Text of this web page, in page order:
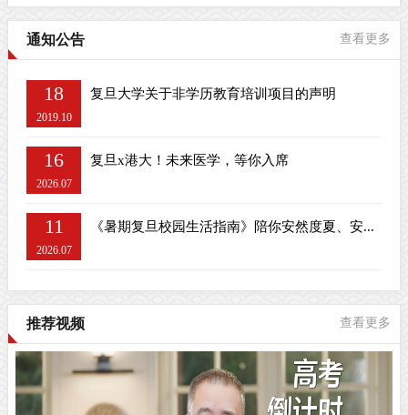
通知公告 查看更多
18
2019.10
复旦大学关于非学历教育培训项目的声明
16
2026.07
复旦x港大！未来医学，等你入席
11
2026.07
《暑期复旦校园生活指南》陪你安然度夏、安...
推荐视频 查看更多